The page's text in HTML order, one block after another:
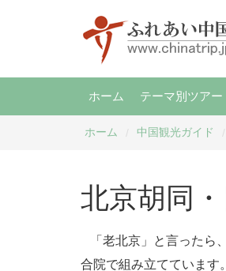
ホーム テーマ別ツアー
ホーム 中国観光ガイド
北京胡同
「老北京」と言ったら
合院で組み立てています